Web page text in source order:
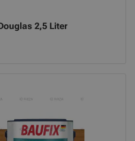
2,5 Liter